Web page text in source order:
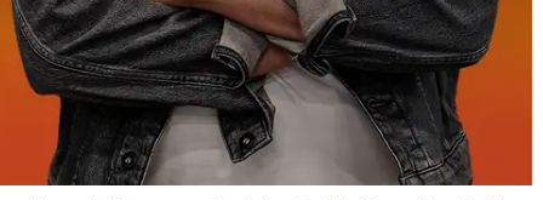
لوحة بتوقيع أبطال المونديال